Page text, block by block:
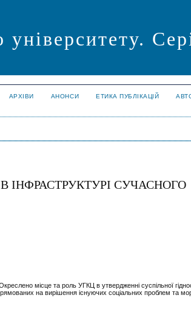
університету.
АРХІВИ АНОНСИ ЕТИКА ПУБЛІКАЦІЙ
ІНФРАСТРУКТУРІ СУЧАСНОГО
місце та роль УГКЦ в утвердженні суспільної
на вирішення існуючих соціальних проблем та